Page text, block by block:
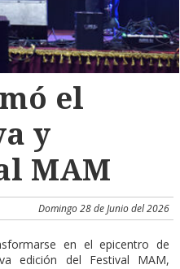
el
y
MAM
Domingo 28 de Junio del 2026
en el epicentro de
edición del Festival MAM,